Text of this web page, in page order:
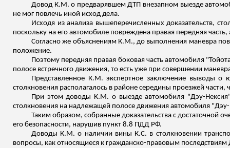
Довод К.М. о предварявшем ДТП внезапном выезде
не мог повлечь иной исход дела.
Исходя из анализа вышеперечисленных доказательств,
поскольку на его автомобиле повреждена правая передняя
Согласно же объяснениям К.М., до выполнения маневра
положение.
Поэтому передняя правая боковая часть автомобиля
полосе встречного движения, то есть уже при совершении
Представленное К.М. экспертное заключение выводы о
столкновения располагалось в районе середины проезжей
При этом доводы К.М. о выезде автомобиля "Дэу-Нексия
столкновения на надлежащей полосе движения автомобиля "Дэу-
Таким образом, собранные доказательства с достаточной
его безопасности, нарушив пункт 8.8 ПДД РФ.
Доводы К.М. о наличии вины К.С. в столкновении
вопросы, как относящиеся к гражданско-правовым